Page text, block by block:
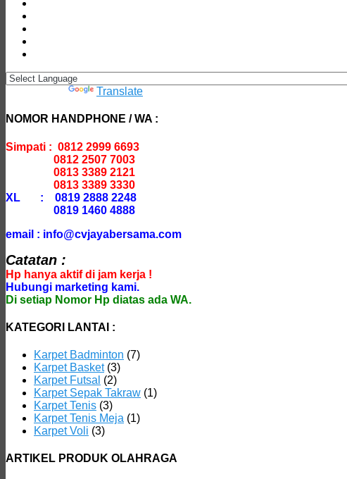
Translate
NOMOR HANDPHONE / WA :
Simpati : 0812 2999 6693
0812 2507 7003
0813 3389 2121
0813 3389 3330
XL : 0819 2888 2248
0819 1460 4888
email : info@cvjayabersama.com
Catatan :
Hp hanya aktif di jam kerja !
Hubungi marketing kami.
Di setiap Nomor Hp diatas ada WA.
KATEGORI LANTAI :
Karpet Badminton (7)
Karpet Basket(3)
Karpet Futsal (2)
Karpet Sepak Takraw (1)
Karpet Tenis (3)
Karpet Tenis Meja (1)
Karpet Voli (3)
ARTIKEL PRODUK OLAHRAGA